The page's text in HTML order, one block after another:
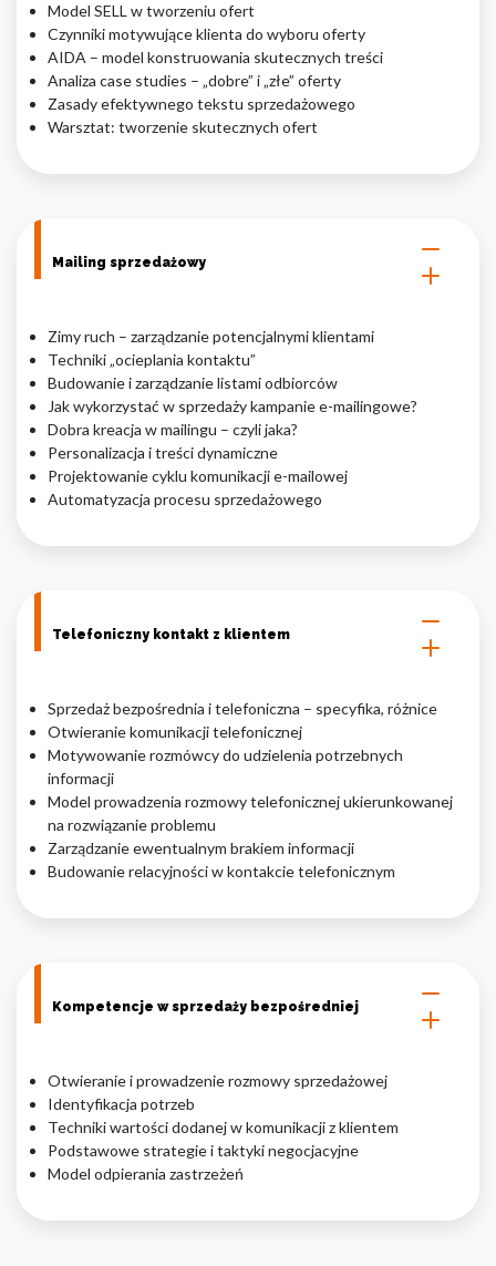
Model SELL w tworzeniu ofert
Czynniki motywujące klienta do wyboru oferty
AIDA – model konstruowania skutecznych treści
Analiza case studies – „dobre” i „złe” oferty
Zasady efektywnego tekstu sprzedażowego
Warsztat: tworzenie skutecznych ofert
Mailing sprzedażowy
Zimy ruch – zarządzanie potencjalnymi klientami
Techniki „ocieplania kontaktu”
Budowanie i zarządzanie listami odbiorców
Jak wykorzystać w sprzedaży kampanie e-mailingowe?
Dobra kreacja w mailingu – czyli jaka?
Personalizacja i treści dynamiczne
Projektowanie cyklu komunikacji e-mailowej
Automatyzacja procesu sprzedażowego
Telefoniczny kontakt z klientem
Sprzedaż bezpośrednia i telefoniczna – specyfika, różnice
Otwieranie komunikacji telefonicznej
Motywowanie rozmówcy do udzielenia potrzebnych
informacji
Model prowadzenia rozmowy telefonicznej ukierunkowanej
na rozwiązanie problemu
Zarządzanie ewentualnym brakiem informacji
Budowanie relacyjności w kontakcie telefonicznym
Kompetencje w sprzedaży bezpośredniej
Otwieranie i prowadzenie rozmowy sprzedażowej
Identyfikacja potrzeb
Techniki wartości dodanej w komunikacji z klientem
Podstawowe strategie i taktyki negocjacyjne
Model odpierania zastrzeżeń